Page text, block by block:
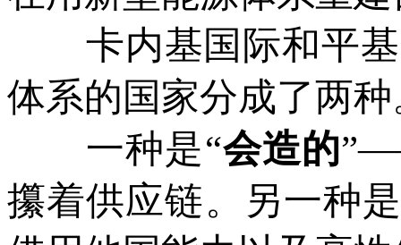
卡内基国际和平基
体系的国家分成了两种
一种是“会造的
攥着供应链。另一种